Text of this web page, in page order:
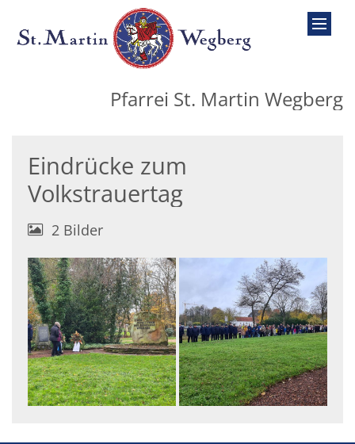
Zum Inhalt springen
Pfarrei St. Martin Wegberg
Eindrücke zum
Volkstrauertag
2 Bilder